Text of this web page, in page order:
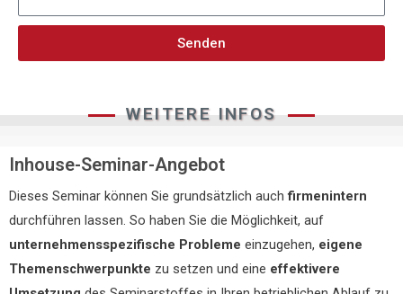
Senden
WEITERE INFOS
Inhouse-Seminar-Angebot
Dieses Seminar können Sie grundsätzlich auchfirmenintern
durchführen lassen. So haben Sie die Möglichkeit, auf
unternehmensspezifische Probleme einzugehen, eigene
Themenschwerpunkte zu setzen und eine effektivere